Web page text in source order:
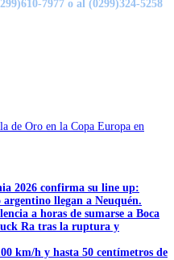
7977 o al (0299)324-5258
de Oro en la Copa Europa en
2026 confirma su line up:
llegan a Neuquén.
a horas de sumarse a Boca
Ra tras la ruptura y
km/h y hasta 50 centímetros de